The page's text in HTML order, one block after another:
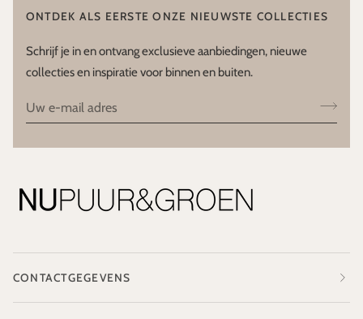
ONTDEK ALS EERSTE ONZE NIEUWSTE COLLECTIES
Schrijf je in en ontvang exclusieve aanbiedingen, nieuwe
collecties en inspiratie voor binnen en buiten.
CONTACTGEGEVENS